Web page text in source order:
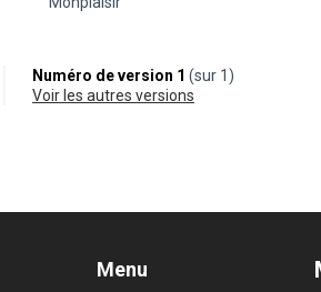
Numéro de version 1 (sur 1)
voir les autres versions
Menu